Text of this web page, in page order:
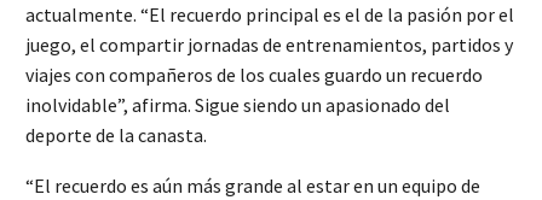
actualmente. “El recuerdo principal es el de la pasión por el
juego, el compartir jornadas de entrenamientos, partidos y
viajes con compañeros de los cuales guardo un recuerdo
inolvidable”, afirma. Sigue siendo un apasionado del
deporte de la canasta.
“El recuerdo es aún más grande al estar en un equipo de